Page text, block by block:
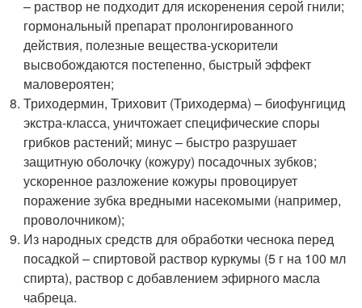
– раствор не подходит для искоренения серой гнили;
гормональный препарат пролонгированного
действия, полезные вещества-ускорители
высвобождаются постепенно, быстрый эффект
маловероятен;
Триходермин, Триховит (Триходерма) – биофунгицид
экстра-класса, уничтожает специфические споры
грибков растений; минус – быстро разрушает
защитную оболочку (кожуру) посадочных зубков;
ускоренное разложение кожуры провоцирует
поражение зубка вредными насекомыми (например,
проволочником);
Из народных средств для обработки чеснока перед
посадкой – спиртовой раствор куркумы (5 г на 100 мл
спирта), раствор с добавлением эфирного масла
чабреца.